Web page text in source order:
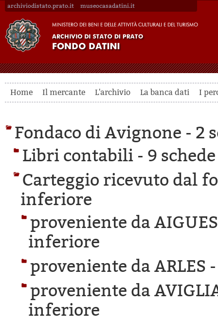
archiviodistato.prato.it museocasadatini.it
Home Il mercante L'archivio La banca dati I
Fondaco di Avignone - 2
Libri contabili - 9
Carteggio ricevuto dal
inferiore
proveniente da
inferiore
proveniente da ARLES
proveniente da
inferiore